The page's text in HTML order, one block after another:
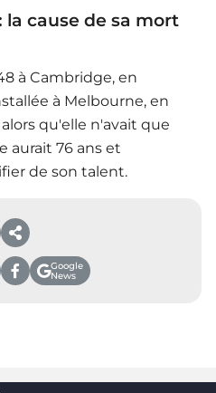
cause de sa mort
à Cambridge, en
à Melbourne, en
qu'elle n'avait que
aurait 76 ans et
de son talent.
Google
News